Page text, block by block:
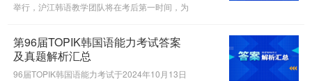
举行，沪江韩语教学团队将在考后第一时间，为
第96届TOPIK韩国语能力考试答案
及真题解析汇总
96届TOPIK韩国语能力考试于2024年10月13日